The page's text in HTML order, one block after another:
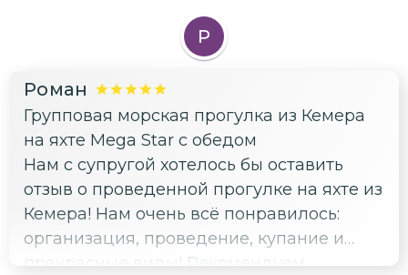
Р
Роман
Групповая морская прогулка из Кемера
на яхте Mega Star с обедом
Нам с супругой хотелось бы оставить
отзыв о проведенной прогулке на яхте из
Кемера! Нам очень всё понравилось:
организация, проведение, купание и
прекрасные виды! Рекомендуем